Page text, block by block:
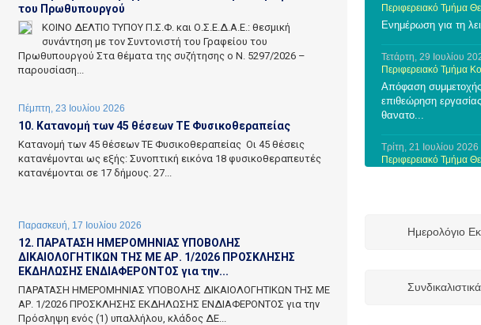
του Πρωθυπουργού
ΚΟΙΝΟ ΔΕΛΤΙΟ ΤΥΠΟΥ Π.Σ.Φ. και Ο.Σ.Ε.Δ.Α.Ε.: θεσμική
συνάντηση με τον Συντονιστή του Γραφείου του
Πρωθυπουργού Στα θέματα της συζήτησης ο Ν. 5297/2026 –
παρουσίαση...
Πέμπτη, 23 Ιουλίου 2026
10. Κατανομή των 45 θέσεων ΤΕ Φυσικοθεραπείας
Κατανομή των 45 θέσεων ΤΕ Φυσικοθεραπείας Οι 45 θέσεις
κατανέμονται ως εξής: Συνοπτική εικόνα 18 φυσικοθεραπευτές
κατανέμονται σε 17 δήμους. 27...
Παρασκευή, 17 Ιουλίου 2026
12. ΠΑΡΑΤΑΣΗ ΗΜΕΡΟΜΗΝΙΑΣ ΥΠΟΒΟΛΗΣ
ΔΙΚΑΙΟΛΟΓΗΤΙΚΩΝ ΤΗΣ ΜΕ ΑΡ. 1/2026 ΠΡΟΣΚΛΗΣΗΣ
ΕΚΔΗΛΩΣΗΣ ΕΝΔΙΑΦΕΡΟΝΤΟΣ για την...
ΠΑΡΑΤΑΣΗ ΗΜΕΡΟΜΗΝΙΑΣ ΥΠΟΒΟΛΗΣ ΔΙΚΑΙΟΛΟΓΗΤΙΚΩΝ ΤΗΣ ΜΕ
ΑΡ. 1/2026 ΠΡΟΣΚΛΗΣΗΣ ΕΚΔΗΛΩΣΗΣ ΕΝΔΙΑΦΕΡΟΝΤΟΣ για την
Πρόσληψη ενός (1) υπαλλήλου, κλάδος ΔΕ...
Περιφερειακό Τμήμα
Ενημέρωση για τη
Τετάρτη, 29 Ιουλίου
Περιφερειακό Τμήμα
Απόφαση
επιθεώρηση
θανατο...
Τρίτη, 21 Ιουλίου 2026
Περιφερειακό Τμήμα
Φυσικοθεραπείας
Περιφερειακό Τμήμα
Ημερολόγιο